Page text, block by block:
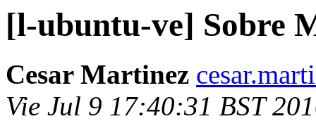
[l-ubuntu-ve] Sobre
Cesar Martinez
Vie Jul 9 17:40:31 BST